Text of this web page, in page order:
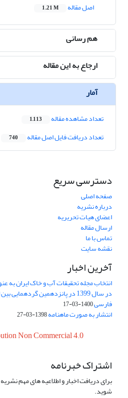
اصل مقاله
1.21 M
هم رسانی
ارجاع به این مقاله
آمار
تعداد مشاهده مقاله 1,113
تعداد دریافت فایل اصل مقاله 740
دسترسی سریع
صفحه اصلی
درباره نشریه
اعضای هیات تحریریه
ارسال مقاله
تماس با ما
نقشه سایت
آخرین اخبار
انتخاب مجله تحقیقات آب و خاک ایران به
در سال 1399 در پانزدهمین
فارسی1400-03-17
انتشار به صورت ماهنامه1398-03-27
Non Commercial 4.0
اشتراک خبرنامه
برای دریافت اخبار و اطلاعیه های مهم
شوید.